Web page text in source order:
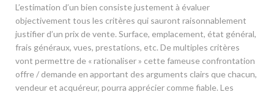
L’estimation d’un bien consiste justement à évaluer
objectivement tous les critères qui sauront raisonnablement
justifier d’un prix de vente. Surface, emplacement, état général,
frais généraux, vues, prestations, etc. De multiples critères
vont permettre de « rationaliser » cette fameuse confrontation
offre / demande en apportant des arguments clairs que chacun,
vendeur et acquéreur, pourra apprécier comme fiable. Les